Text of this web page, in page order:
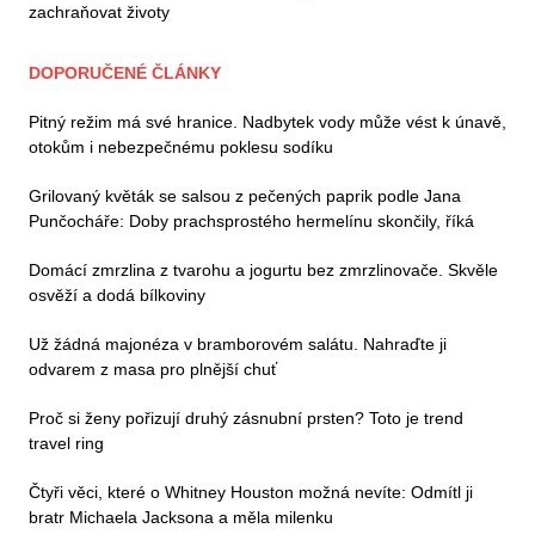
zachraňovat životy
DOPORUČENÉ ČLÁNKY
Pitný režim má své hranice. Nadbytek vody může vést k únavě,
otokům i nebezpečnému poklesu sodíku
Grilovaný květák se salsou z pečených paprik podle Jana
Punčocháře: Doby prachsprostého hermelínu skončily, říká
Domácí zmrzlina z tvarohu a jogurtu bez zmrzlinovače. Skvěle
osvěží a dodá bílkoviny
Už žádná majonéza v bramborovém salátu. Nahraďte ji
odvarem z masa pro plnější chuť
Proč si ženy pořizují druhý zásnubní prsten? Toto je trend
travel ring
Čtyři věci, které o Whitney Houston možná nevíte: Odmítl ji
bratr Michaela Jacksona a měla milenku